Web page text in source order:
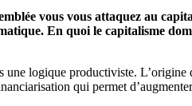
vous vous attaquez au
En quoi le capitalisme
une logique productiviste.
qui permet